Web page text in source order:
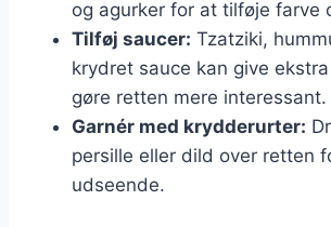
og agurker for at tilføje farve
Tilføj saucer: Tzatziki,
krydret sauce kan give
gøre retten mere interessant.
Garnér med krydderurter:
persille eller dild over retten
udseende.